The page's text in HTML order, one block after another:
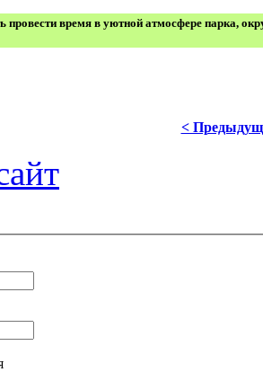
провести время в уютной атмосфере парка,
<